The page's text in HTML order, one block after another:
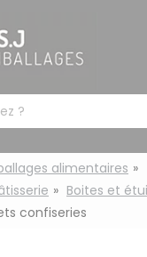
alimentaires
Boites et
confiseries